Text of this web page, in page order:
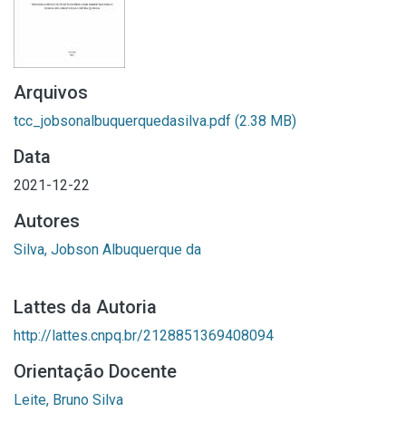
Arquivos
tcc_jobsonalbuquerquedasilva.pdf (2.38 MB)
Data
2021-12-22
Autores
Silva, Jobson Albuquerque da
Lattes da Autoria
http://lattes.cnpq.br/2128851369408094
Orientação Docente
Leite, Bruno Silva